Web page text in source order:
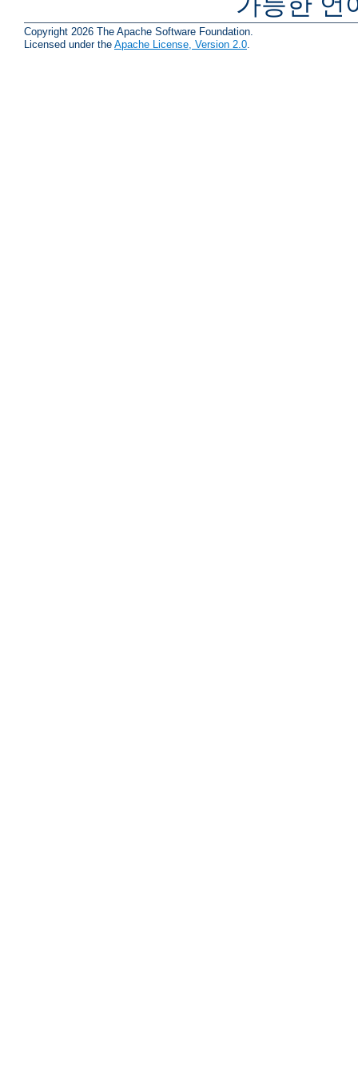
Copyright 2026 The Apache Software Foundation.
Licensed under the Apache License, Version 2.0.